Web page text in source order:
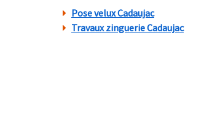
Pose velux Cadaujac
Travaux zinguerie Cadaujac